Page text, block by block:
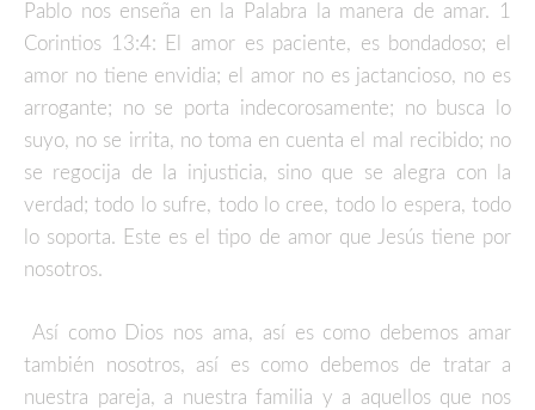
Pablo nos enseña en la Palabra la manera de amar. 1
Corintios 13:4: El amor es paciente, es bondadoso; el
amor no tiene envidia; el amor no es jactancioso, no es
arrogante; no se porta indecorosamente; no busca lo
suyo, no se irrita, no toma en cuenta el mal recibido; no
se regocija de la injusticia, sino que se alegra con la
verdad; todo lo sufre, todo lo cree, todo lo espera, todo
lo soporta. Este es el tipo de amor que Jesús tiene por
nosotros.
Así como Dios nos ama, así es como debemos amar
también nosotros, así es como debemos de tratar a
nuestra pareja, a nuestra familia y a aquellos que nos